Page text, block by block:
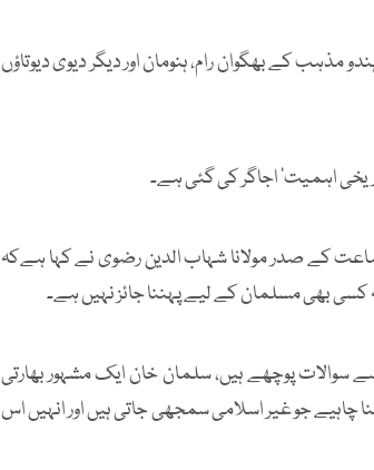
کے بھگوان رام، ہنومان اور دیگر دیوی دیوتاؤں
اہمیت' اجاگر کی گئی ہے۔
کے صدر مولانا شہاب الدین رضوی نے کہا ہےکہ
کسی بھی مسلمان کے لیے پہننا جائز نہیں ہے۔
سوالات پوچھے ہیں، سلمان خان ایک مشہور بھارتی
جو غیر اسلامی سمجھی جاتی ہیں اور انہیں اس